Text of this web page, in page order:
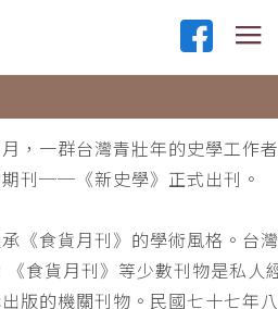
，一群台灣青壯年的史學工作
刊──《新史學》正式出刊。
承《食貨月刊》的學術風格。台
《食貨月刊》等少數刊物是私人
版的機關刊物。民國七十七年